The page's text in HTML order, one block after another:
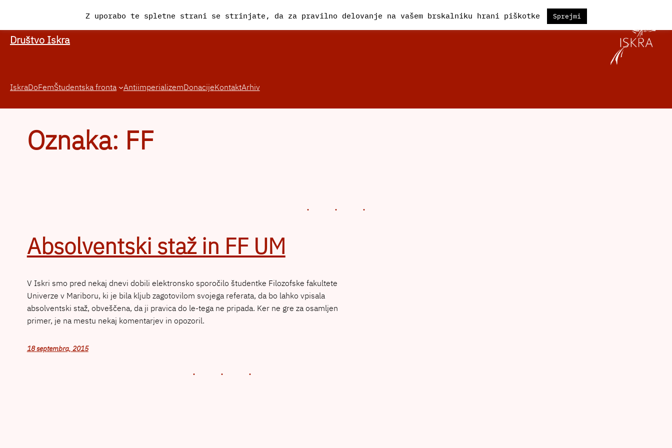
vsebino
Društvo Iskra
IskraDoFemŠtudentska fronta AntiimperializemDonacijeKontaktArhiv
Oznaka: FF
Absolventski staž in FF UM
V Iskri smo pred nekaj dnevi dobili elektronsko sporočilo študentke Filozofske fakultete
Univerze v Mariboru, ki je bila kljub zagotovilom svojega referata, da bo lahko vpisala
absolventski staž, obveščena, da ji pravica do le-tega ne pripada. Ker ne gre za osamljen
primer, je na mestu nekaj komentarjev in opozoril.
18 septembra, 2015
Z uporabo te spletne strani se strinjate, da za pravilno delovanje na vašem brskalniku hrani piškotke Sprejmi